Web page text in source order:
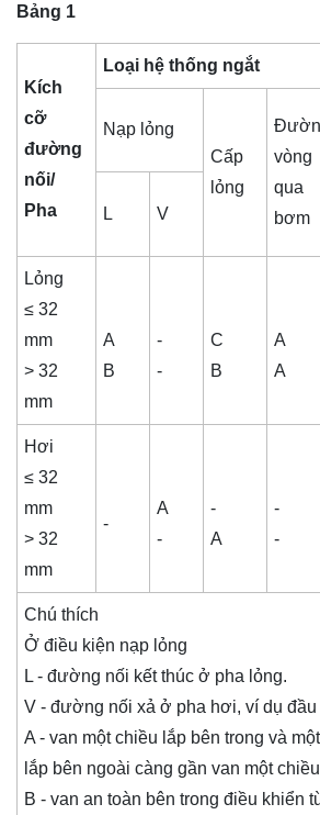
Bảng 1
Kích
cỡ
đường
nối/
Pha
Loại hệ thống ngắt
Nạp lỏng
Cấp
lỏng
vòng
qua
bơm
L
V
Lỏng
≤ 32
mm
> 32
mm
A
B
-
-
C
B
A
A
Hơi
≤ 32
mm
> 32
mm
-
A
-
-
A
-
-
Chú thích
Ở điều kiện nạp lỏng
L - đường nối kết thúc ở pha lỏng.
V - đường nối xả ở pha hơi, ví dụ đầu
A - van một chiều lắp bên trong và
lắp bên ngoài càng gần van một
B - van an toàn bên trong điều khiển